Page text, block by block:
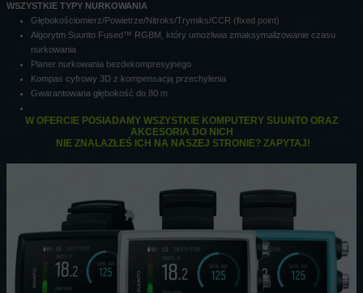
WSZYSTKIE TYPY NURKOWANIA
Głębokościomierz/Powietrze/Nitroks/Trymiks/CCR (fixed point)
Algorytm Suunto Fused™ RGBM, który umożliwia zmaksymalizowanie czasu
nurkowania
Planer nurkowania bezdekompresyjnego
Kompas cyfrowy 3D z kompensacją przechylenia
Gwarantowana głębokość do 80 m
W OFERCIE POSIADAMY WSZYSTKIE KOMPUTERY SUUNTO ORAZ
AKCESORIA DO NICH
NIE ZNALAZŁEŚ ICH NA NASZEJ STRONIE? ZAPYTAJ!